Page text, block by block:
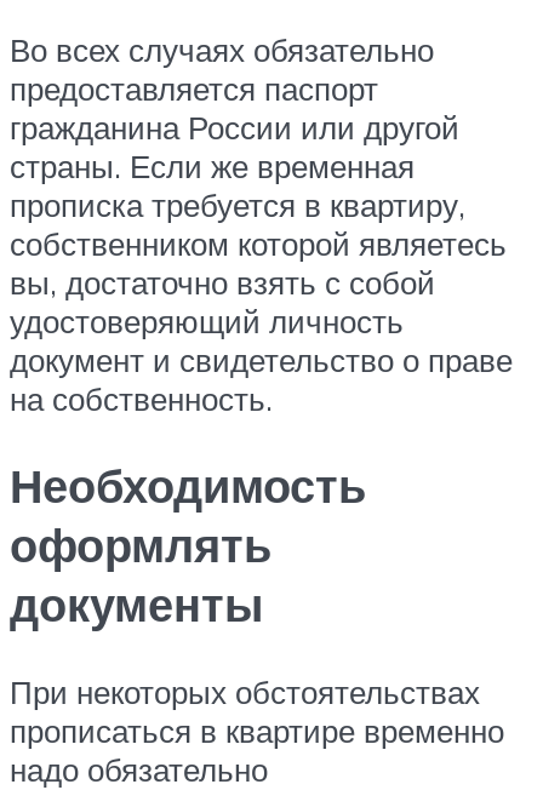
Во всех случаях обязательно
предоставляется паспорт
гражданина России или другой
страны. Если же временная
прописка требуется в квартиру,
собственником которой являетесь
вы, достаточно взять с собой
удостоверяющий личность
документ и свидетельство о праве
на собственность.
Необходимость
оформлять
документы
При некоторых обстоятельствах
прописаться в квартире временно
надо обязательно